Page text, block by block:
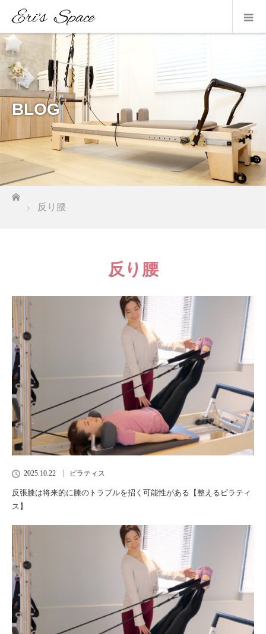
BLOG
ホーム
反り腰
反り腰
2025.10.22 ピラティス
反張膝は将来的に膝のトラブルを招く可能性がある【整えるピラティ
ス】